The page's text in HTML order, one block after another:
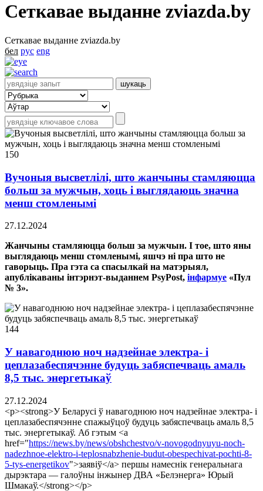
Сеткавае выданне zviazda.by
Сеткавае выданне zviazda.by
бел рус eng
150
Вучоныя высветлілі, што жанчыны стамляюцца
больш за мужчын, хоць і выглядаюць значна
менш стомленымі
27.12.2024
Жанчыны стамляюцца больш за мужчын. І тое, што яны
выглядаюць менш стомленымі, яшчэ ні пра што не
гаворыць. Пра гэта са спасылкай на матэрыял,
апублікаваны інтэрнэт-выданнем PsyPost, інфармуе «Пул
№ 3».
144
У навагоднюю ноч надзейнае электра- і
цеплазабеспячэнне будуць забяспечваць амаль
8,5 тыс. энергетыкаў
27.12.2024
<p><strong>У Беларусі ў навагоднюю ноч надзейнае электра- і
цеплазабеспячэнне спажыўцоў будуць забяспечваць амаль 8,5
тыс. энергетыкаў. Аб гэтым <a
href="https://news.by/news/obshchestvo/v-novogodnyuyu-noch-
nadezhnoe-elektro-i-teplosnabzhenie-budut-obespechivat-pochti-8-
5-tys-energetikov">заявіў</a> першы намеснік генеральнага
дырэктара — галоўны інжынер ДВА «Белэнерга» Юрый
Шмакаў.</strong></p>